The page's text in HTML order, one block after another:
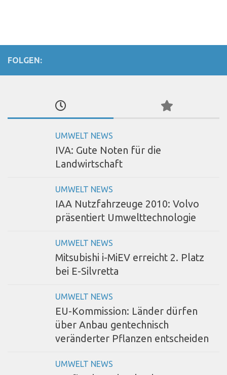
FOLGEN:
UMWELT NEWS
IVA: Gute Noten für die
Landwirtschaft
UMWELT NEWS
IAA Nutzfahrzeuge 2010: Volvo
präsentiert Umwelttechnologie
UMWELT NEWS
Mitsubishi i-MiEV erreicht 2. Platz
bei E-Silvretta
UMWELT NEWS
EU-Kommission: Länder dürfen
über Anbau gentechnisch
veränderter Pflanzen entscheiden
UMWELT NEWS